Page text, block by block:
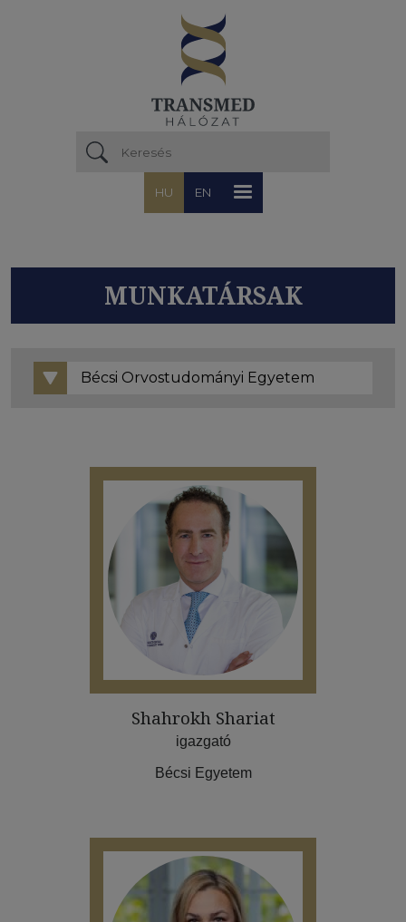
HU EN
MUNKATÁRSAK
Shahrokh Shariat
igazgató
Bécsi Egyetem